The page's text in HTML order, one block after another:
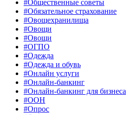
#Общественные советы
#Обязательное страхование
#Овощехранилища
#Овощи
#Овощи
#ОГПО
#Одежда
#Одежда и обувь
#Онлайн услуги
#Онлайн-банкинг
#Онлайн-банкинг для бизнеса
#ООН
#Опрос